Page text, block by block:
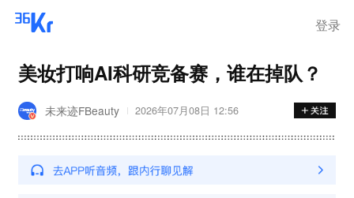
登录
美妆打响AI科研竞备赛，谁在掉队？
未来迹FBeauty 2026年07月08日 12:56